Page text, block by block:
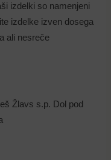
izdelki so namenjeni
izdelke izven dosega
ali nesreče
Žlavs s.p. Dol pod